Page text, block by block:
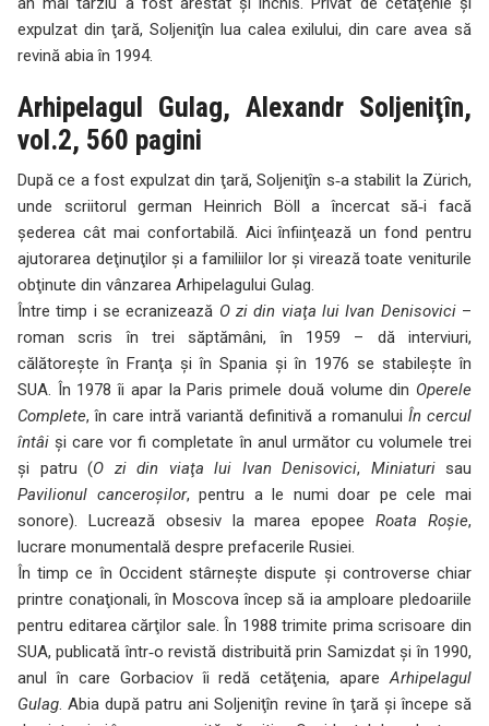
expulzat din ţară, Soljeniţîn lua calea exilului, din care avea să
revină abia în 1994.
Arhipelagul Gulag, Alexandr Soljeniţîn,
vol.2, 560 pagini
După ce a fost expulzat din ţară, Soljeniţîn s‑a stabilit la Zürich,
unde scriitorul german Heinrich Böll a încercat să‑i facă
şederea cât mai confortabilă. Aici înfiinţează un fond pentru
ajutorarea deţinuţilor şi a familiilor lor şi virează toate veniturile
obţinute din vânzarea Arhipelagului Gulag.
Între timp i se ecranizează O zi din viaţa lui Ivan Denisovici–
roman scris în trei săptămâni, în 1959 – dă interviuri,
călătoreşte în Franţa şi în Spania şi în 1976 se stabileşte în
SUA. În 1978 îi apar la Paris primele două volume din Operele
Complete, în care intră variantă definitivă a romanului În cercul
întâi şi care vor fi completate în anul următor cu volumele trei
şi patru (O zi din viaţa lui Ivan Denisovici, Miniaturisau
Pavilionul canceroşilor, pentru a le numi doar pe cele mai
sonore). Lucrează obsesiv la marea epopeeRoata Roşie,
lucrare monumentală despre prefacerile Rusiei.
În timp ce în Occident stârneşte dispute şi controverse chiar
printre conaţionali, în Moscova încep să ia amploare pledoariile
pentru editarea cărţilor sale. În 1988 trimite prima scrisoare din
SUA, publicată într‑o revistă distribuită prin Samizdat şi în 1990,
anul în care Gorbaciov îi redă cetăţenia, apareArhipelagul
Gulag. Abia după patru ani Soljeniţîn revine în ţară şi începe să